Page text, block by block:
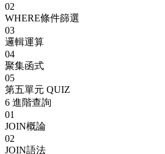
02
WHERE條件篩選
03
邏輯運算
04
聚集函式
05
第五單元 QUIZ
6 進階查詢
01
JOIN概論
02
JOIN語法